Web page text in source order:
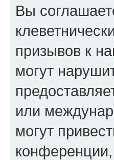
Вы
призывов к
могут
или
могут